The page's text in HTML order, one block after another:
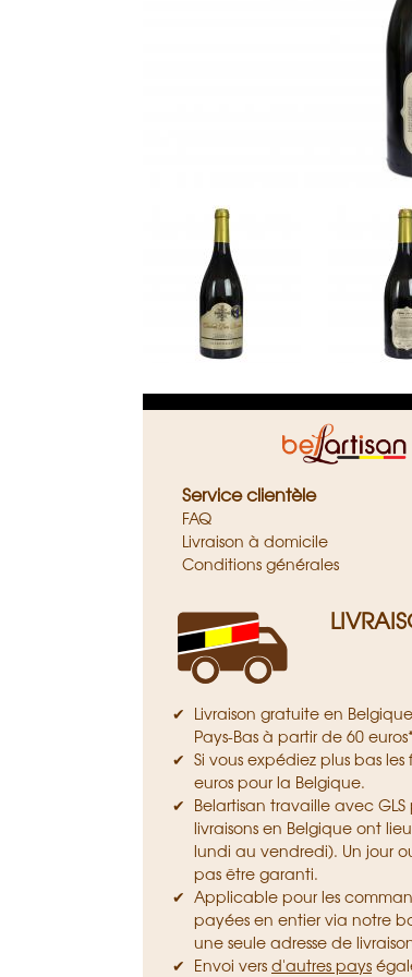
Service clientèle
FAQ
Livraison à domicile
Conditions générales
Livraison gratuite en
Pays-Bas à partir de 60 euros*
Si vous expédiez plus bas les
euros pour la Belgique.
Belartisan travaille avec GLS
livraisons en Belgique ont
lundi au vendredi). Un jour
pas être garanti.
Applicable pour les
payées en entier via notre
une seule adresse de
Envoi versd'autres pays